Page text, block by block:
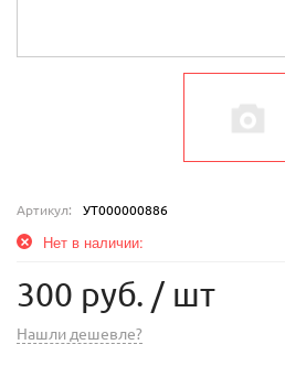
Артикул: УТ000000886
Нет в наличии:
300 руб. / шт
Нашли дешевле?